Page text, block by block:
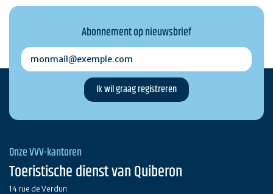
Abonnement op nieuwsbrief
monmail@exemple.com
Onze VVV-kantoren
Toeristische dienst van Quiberon
14 rue de Verdun